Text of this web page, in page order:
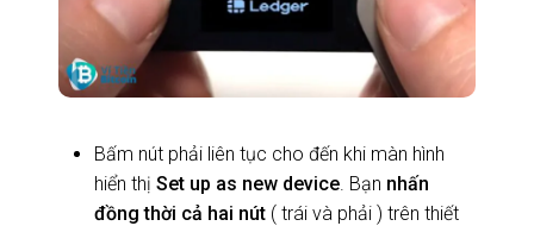
Bấm nút phải liên tục cho đến khi màn hình
hiển thị Set up as new device . Bạn nhấn
đồng thời cả hai nút ( trái và phải ) trên thiết